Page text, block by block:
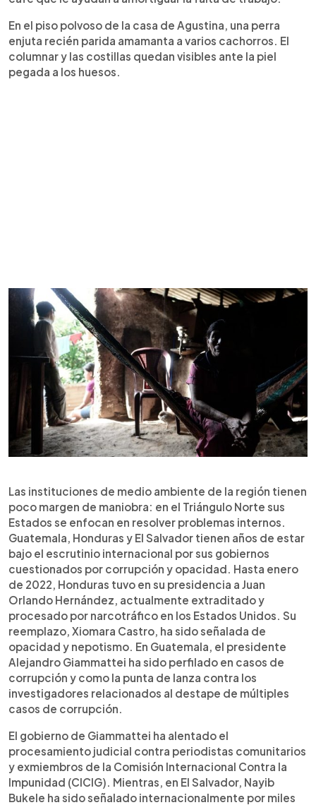
En el piso polvoso de la casa de Agustina, una perra
enjuta recién parida amamanta a varios cachorros. El
columnar y las costillas quedan visibles ante la piel
pegada a los huesos.
Las instituciones de medio ambiente de la región tienen
poco margen de maniobra: en el Triángulo Norte sus
Estados se enfocan en resolver problemas internos.
Guatemala, Honduras y El Salvador tienen años de estar
bajo el escrutinio internacional por sus gobiernos
cuestionados por corrupción y opacidad. Hasta enero
de 2022, Honduras tuvo en su presidencia a Juan
Orlando Hernández, actualmente extraditado y
procesado por narcotráfico en los Estados Unidos. Su
reemplazo, Xiomara Castro, ha sido señalada de
opacidad y nepotismo. En Guatemala, el presidente
Alejandro Giammattei ha sido perfilado en casos de
corrupción y como la punta de lanza contra los
investigadores relacionados al destape de múltiples
casos de corrupción.
El gobierno de Giammattei ha alentado el
procesamiento judicial contra periodistas comunitarios
y exmiembros de la Comisión Internacional Contra la
Impunidad (CICIG). Mientras, en El Salvador, Nayib
Bukele ha sido señalado internacionalmente por miles